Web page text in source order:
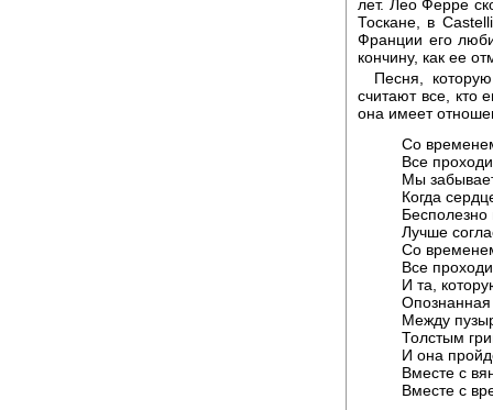
лет. Лео Ферре
Тоскане, в
Франции его
кончину, как ее
Песня,
считают все, кто
она имеет
Со
Все
Мы
Когда
Бесполезно
Лучше
Со
Все
И та,
Опознанная
Между
Толстым
И она
Вместе с
Вместе с